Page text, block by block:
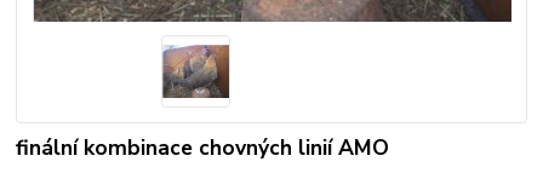
finální kombinace chovných linií AMO